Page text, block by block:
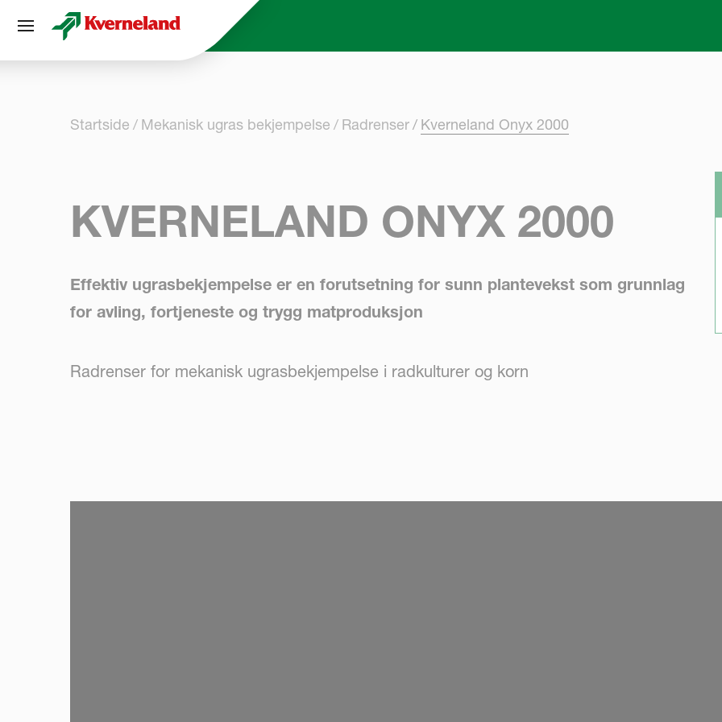
Startside Mekanisk ugras bekjempelse Radrenser Kverneland Onyx 2000
KVERNELAND ONYX 2000
Effektiv ugrasbekjempelse er en forutsetning for sunn plantevekst som grunnlag
for avling, fortjeneste og trygg matproduksjon
Radrenser for mekanisk ugrasbekjempelse i radkulturer og korn
Panel for informasjonskapsler